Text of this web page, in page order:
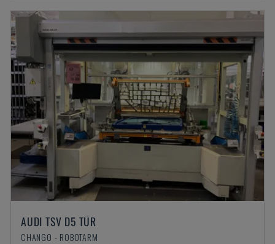
AUDI TSV D5 TÜR
CHANGO - ROBOTARM